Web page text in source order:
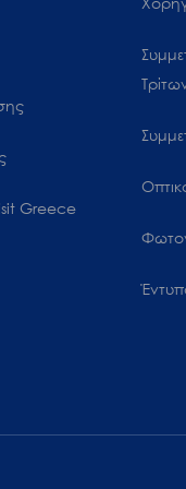
Greece